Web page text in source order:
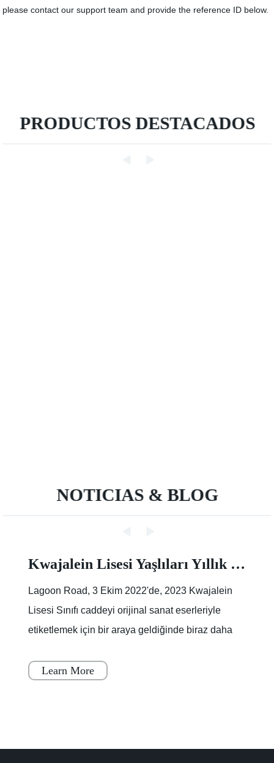
please contact our support team and provide the reference ID below.
PRODUCTOS DESTACADOS
NOTICIAS & BLOG
Kwajalein Lisesi Yaşlıları Yıllık Sokak Boyama Etkinliğinde İz Bırakıyor |Makale |Birleşik Devletler Ordusu
Lagoon Road, 3 Ekim 2022'de, 2023 Kwajalein
Lisesi Sınıfı caddeyi orijinal sanat eserleriyle
etiketlemek için bir araya geldiğinde biraz daha
kuruyana
Learn More